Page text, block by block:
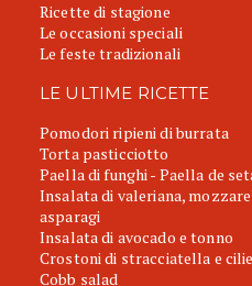
Ricette di stagione
Le occasioni speciali
Le feste tradizionali
LE ULTIME RICETTE
Pomodori ripieni di burrata
Torta pasticciotto
Paella di funghi - Paella de
Insalata di valeriana,
asparagi
Insalata di avocado e tonno
Crostoni di stracciatella e
Cobb salad